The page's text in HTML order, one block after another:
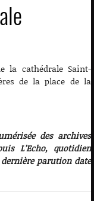
la cathédrale Saint-
de la place de la
des archives
L’Echo, quotidien
parution date